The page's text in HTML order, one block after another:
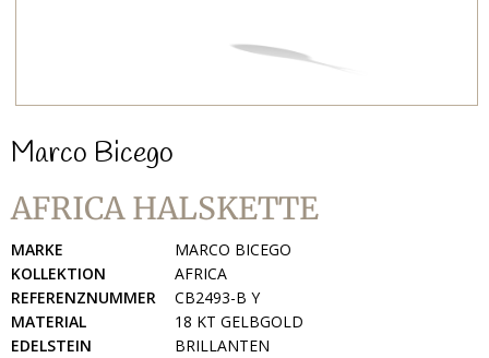
Marco Bicego
AFRICA HALSKETTE
MARKE
MARCO BICEGO
KOLLEKTION
AFRICA
REFERENZNUMMER
CB2493-B Y
MATERIAL
18 KT GELBGOLD
EDELSTEIN
BRILLANTEN